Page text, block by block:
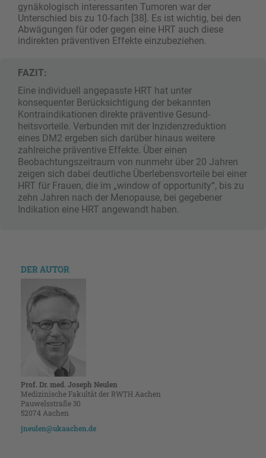
gynäkologisch interessanten Tumoren war der
Unterschied bis zu 10-fach [38]. Es ist wichtig, bei den
Abwägungen für oder gegen eine HRT auch diese
indirekten präventiven Effekte einzubeziehen.
FAZIT:
Eine individuell angepasste HRT hat unter
konsequenter Berücksichtigung der bekannten
Kontraindikationen direkte präventive Ge­sund­
heitsvorteile. Verbunden mit der Inzidenz­reduktion
eines DM2 ergeben sich darüber hinaus weitere
zahlreiche präventive Effekte. Über einen
Beobachtungszeitraum von nunmehr über 20 Jahren
zeigen sich dabei deutliche Überlebensvorteile bei einer
HRT für Frauen, die im „window of opportunity“, bis zu
zehn Jahren nach der Menopause, bei gegebener
Indikation eine HRT angewandt haben.
DER AUTOR
Prof. Dr. med. Joseph Neulen
Medizinische Fakultät der RWTH Aachen
Pauwelsstraße 30
52074 Aachen
jneulen@ukaachen.de